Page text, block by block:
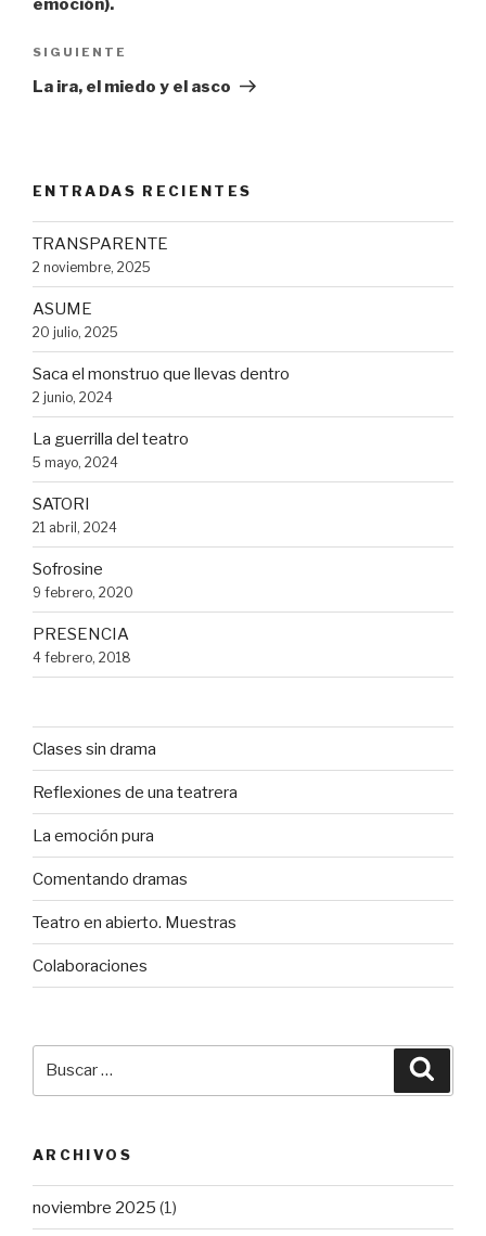
e
) a
)
emoción).
Siguiente
entrada
SIGUIENTE
La ira, el miedo y el asco
ENTRADAS RECIENTES
TRANSPARENTE
2 noviembre, 2025
ASUME
20 julio, 2025
Saca el monstruo que llevas dentro
2 junio, 2024
La guerrilla del teatro
5 mayo, 2024
SATORI
21 abril, 2024
Sofrosine
9 febrero, 2020
PRESENCIA
4 febrero, 2018
Clases sin drama
Reflexiones de una teatrera
La emoción pura
Comentando dramas
Teatro en abierto. Muestras
Colaboraciones
ARCHIVOS
noviembre 2025 (1)